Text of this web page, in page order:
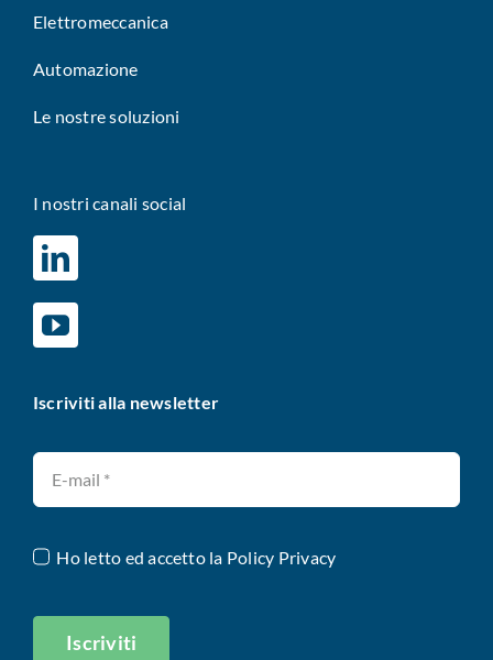
Elettromeccanica
Automazione
Le nostre soluzioni
I nostri canali social
Iscriviti alla newsletter
Ho letto ed accetto la Policy Privacy
Iscriviti